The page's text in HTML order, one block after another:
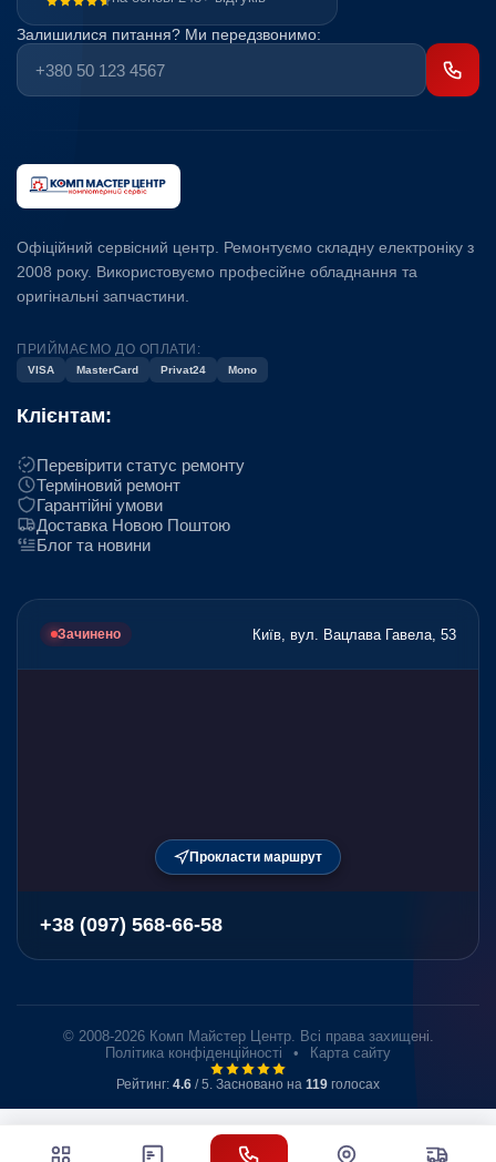
Залишилися питання? Ми передзвонимо:
Офіційний сервісний центр. Ремонтуємо складну електроніку з
2008 року. Використовуємо професійне обладнання та
оригінальні запчастини.
ПРИЙМАЄМО ДО ОПЛАТИ:
VISA MasterCard Privat24 Mono
Клієнтам:
Перевірити статус ремонту
Терміновий ремонт
Гарантійні умови
Доставка Новою Поштою
Блог та новини
Зачинено Київ, вул. Вацлава Гавела, 53
Прокласти маршрут
+38 (097) 568-66-58
© 2008-2026 Комп Майстер Центр. Всі права захищені.
Політика конфіденційності
• Карта сайту
Рейтинг: 4.6 / 5. Засновано на 119 голосах